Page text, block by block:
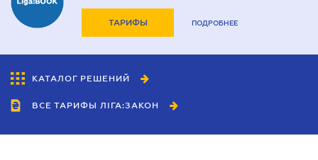
ТАРИФЫ ПОДРОБНЕЕ
КАТАЛОГ РЕШЕНИЙ
ВСЕ ТАРИФЫ ЛІГА:ЗАКОН